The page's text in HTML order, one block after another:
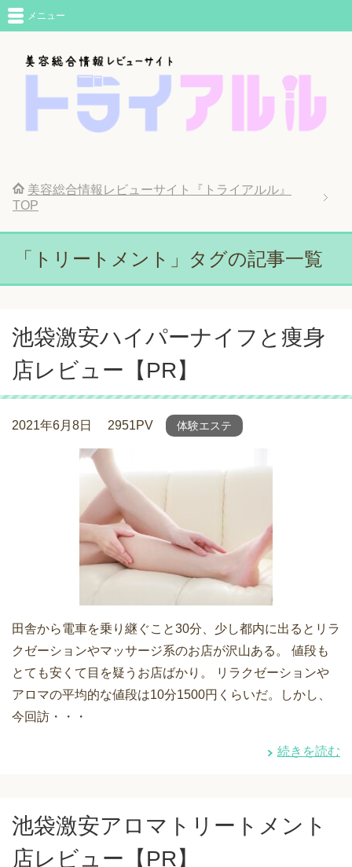
メニュー
美容総合情報レビューサイト『トライアルル』
TOP
「トリートメント」タグの記事一覧
池袋激安ハイパーナイフと痩身
店レビュー【PR】
2021年6月8日 2951PV 体験エステ
田舎から電車を乗り継ぐこと30分、少し都内に出るとリラ
クゼーションやマッサージ系のお店が沢山ある。 値段も
とても安くて目を疑うお店ばかり。 リラクゼーションや
アロマの平均的な値段は10分1500円くらいだ。しかし、
今回訪・・・
続きを読む
池袋激安アロマトリートメント
店レビュー【PR】